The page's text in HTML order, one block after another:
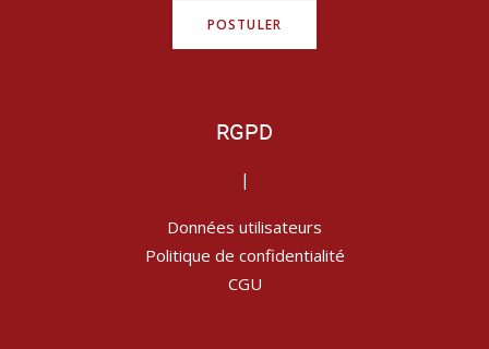
POSTULER
RGPD
|
Données utilisateurs
Politique de confidentialité
CGU